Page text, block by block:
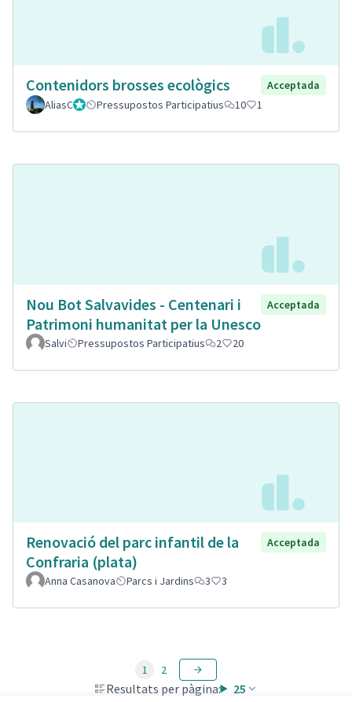
Contenidors brosses ecològics
Acceptada
AliasCGestorPressupostos Participatius 10 1
Nou Bot Salvavides - Centenari i
Patrimoni humanitat per la Unesco
Acceptada
Salvi Pressupostos Participatius 2 20
Renovació del parc infantil de la
Confraria (plata)
Acceptada
Anna Casanova Parcs i Jardins 3 3
Resultats per pàgina: 25
1 2